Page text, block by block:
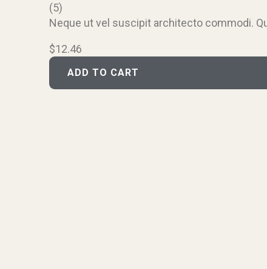
Rated
4.20
out of
(5)
Neque ut vel suscipit architecto commodi.
$12.46
ADD TO CART